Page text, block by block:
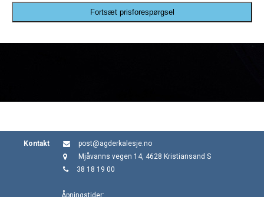
Fortsæt prisforespørgsel
Kontakt
post@agderkalesje.no
Mjåvanns vegen 14, 4628 Kristiansand S
38 18 19 00
Åpningstider: